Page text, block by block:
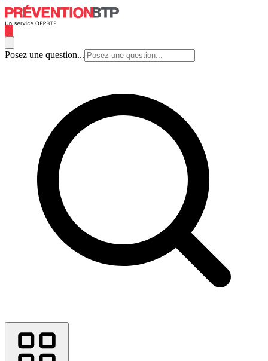
Posez une question...